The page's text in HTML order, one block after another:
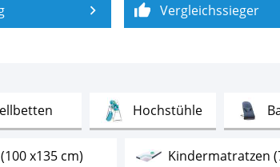
Vergleichssieger
HochstühleTest
x135 cm) Kindermatratzen